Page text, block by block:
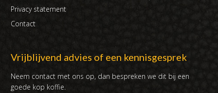
Privacy statement
Contact
Vrijblijvend advies of een kennisgesprek
Neem contact met ons op, dan bespreken we dit bij een
goede kop koffie.